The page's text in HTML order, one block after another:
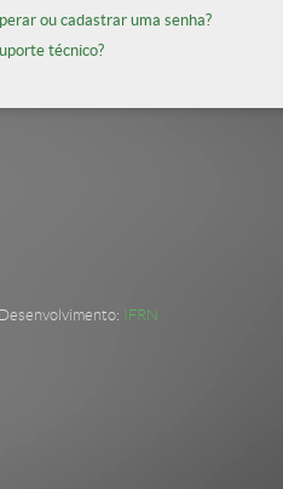
ou cadastrar uma senha?
técnico?
IFRN